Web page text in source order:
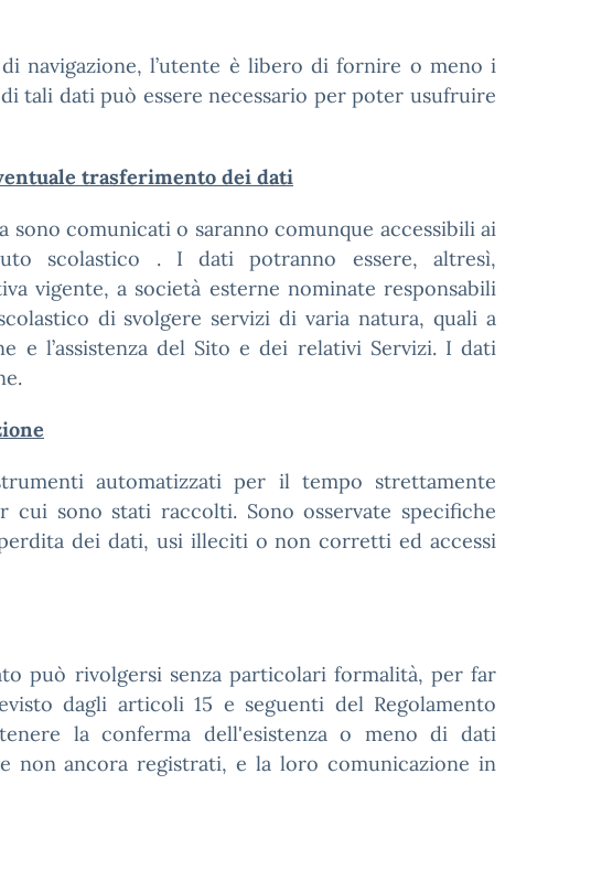
navigazione, l’utente è libero di fornire o meno i
tali dati può essere necessario per poter usufruire
trasferimento dei dati
comunicati o saranno comunque accessibili ai
scolastico . I dati potranno essere, altresì,
vigente, a società esterne nominate responsabili
di svolgere servizi di varia natura, quali a
e l’assistenza del Sito e dei relativi Servizi. I dati
automatizzati per il tempo strettamente
cui sono stati raccolti. Sono osservate specifiche
dei dati, usi illeciti o non corretti ed accessi
può rivolgersi senza particolari formalità, per far
dagli articoli 15 e seguenti del Regolamento
la conferma dell'esistenza o meno di dati
non ancora registrati, e la loro comunicazione in